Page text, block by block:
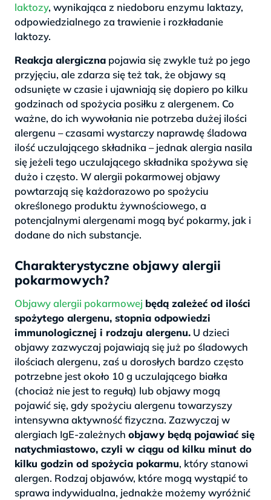
laktozy, wynikająca z niedoboru enzymu laktazy,
odpowiedzialnego za trawienie i rozkładanie
laktozy.
Reakcja alergiczna pojawia się zwykle tuż po jego
przyjęciu, ale zdarza się też tak, że objawy są
odsunięte w czasie i ujawniają się dopiero po kilku
godzinach od spożycia posiłku z alergenem. Co
ważne, do ich wywołania nie potrzeba dużej ilości
alergenu – czasami wystarczy naprawdę śladowa
ilość uczulającego składnika – jednak alergia nasila
się jeżeli tego uczulającego składnika spożywa się
dużo i często. W alergii pokarmowej objawy
powtarzają się każdorazowo po spożyciu
określonego produktu żywnościowego, a
potencjalnymi alergenami mogą być pokarmy, jak i
dodane do nich substancje.
Charakterystyczne objawy alergii
pokarmowych?
Objawy alergii pokarmowej będą zależeć od ilości
spożytego alergenu, stopnia odpowiedzi
immunologicznej i rodzaju alergenu. U dzieci
objawy zazwyczaj pojawiają się już po śladowych
ilościach alergenu, zaś u dorosłych bardzo często
potrzebne jest około 10 g uczulającego białka
(chociaż nie jest to regułą) lub objawy mogą
pojawić się, gdy spożyciu alergenu towarzyszy
intensywna aktywność fizyczna. Zazwyczaj w
alergiach IgE-zależnych objawy będą pojawiać się
natychmiastowo, czyli w ciągu od kilku minut do
kilku godzin od spożycia pokarmu, który stanowi
alergen. Rodzaj objawów, które mogą wystąpić to
sprawa indywidualna, jednakże możemy wyróżnić